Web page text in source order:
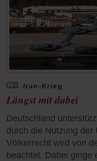
Iran-Krieg
Längst mit dabei
Deutschland
durch die Nutzung der
Völkerrecht wird von
beachtet. Dabei ginge